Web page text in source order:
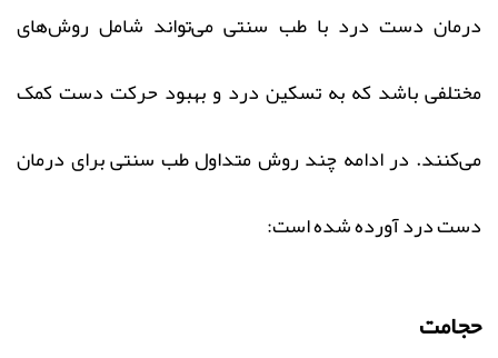
درمان دست درد با طب سنتی می‌تواند شامل روش‌های
مختلفی باشد که به تسکین درد و بهبود حرکت دست کمک
می‌کنند. در ادامه چند روش متداول طب سنتی برای درمان
دست درد آورده شده است:
حجامت